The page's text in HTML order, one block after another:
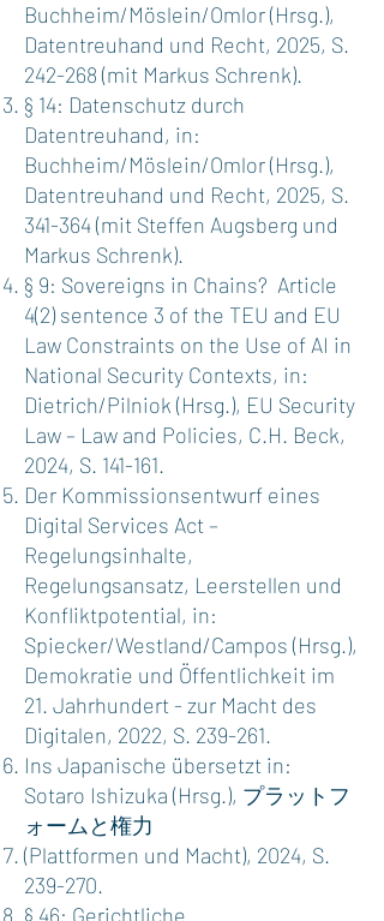
Buchheim/Möslein/Omlor (Hrsg.),
Datentreuhand und Recht, 2025, S.
242-268 (mit Markus Schrenk).
§ 14: Datenschutz durch
Datentreuhand, in:
Buchheim/Möslein/Omlor (Hrsg.),
Datentreuhand und Recht, 2025, S.
341-364 (mit Steffen Augsberg und
Markus Schrenk).
§ 9: Sovereigns in Chains? Article
4(2) sentence 3 of the TEU and EU
Law Constraints on the Use of AI in
National Security Contexts, in:
Dietrich/Pilniok (Hrsg.), EU Security
Law – Law and Policies, C.H. Beck,
2024, S. 141-161.
Der Kommissionsentwurf eines
Digital Services Act –
Regelungsinhalte,
Regelungsansatz, Leerstellen und
Konfliktpotential, in:
Spiecker/Westland/Campos (Hrsg.),
Demokratie und Öffentlichkeit im
21. Jahrhundert - zur Macht des
Digitalen, 2022, S. 239-261.
Ins Japanische übersetzt in:
Sotaro Ishizuka (Hrsg.), プラットフ
ォームと権力
(Plattformen und Macht), 2024, S.
239-270.
§ 46: Gerichtliche